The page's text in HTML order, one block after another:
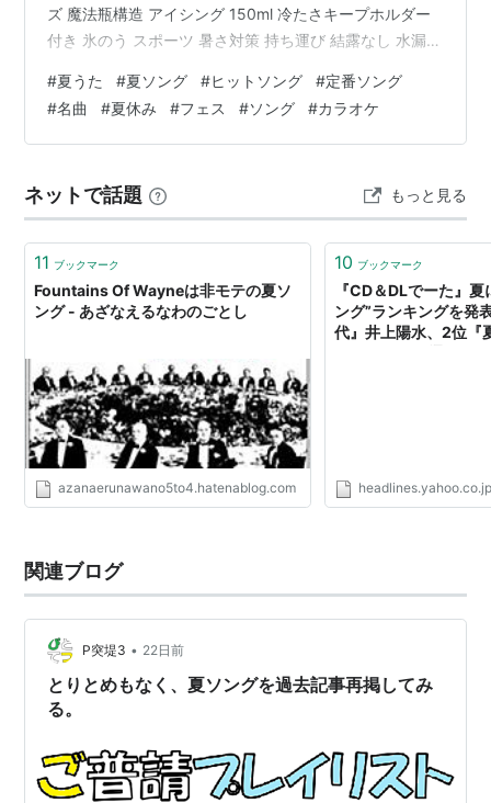
ズ 魔法瓶構造 アイシング 150ml 冷たさキープホルダー
付き 氷のう スポーツ 暑さ対策 持ち運び 結露なし 水漏れ
冷やす 通学 通勤 屋外作業 アウトドア ギフト ブルー
Vootic Amazon タオルケット シングル 夏用 ひんやり 接
触冷感 【Q-max値>0.5】ブランケット 夏用掛け布団 冷
房…
#夏うた #夏ソング #ヒットソング #定番ソング
#名曲 #夏休み #フェス #ソング #カラオケ
ネットで話題 もっと見る
11 ブックマーク
Fountains Of Wayneは非モテの夏ソ
ング - あざなえるなわのごとし
azanaerunawano5to4.hatenablog.com
10 ブックマーク
『CD＆DLでーた』
ング”ランキングを発
代』井上陽水、2位『
関連ブログ
P突堤3 • 22日前
とりとめもなく、夏ソングを過去記事再掲してみ
る。